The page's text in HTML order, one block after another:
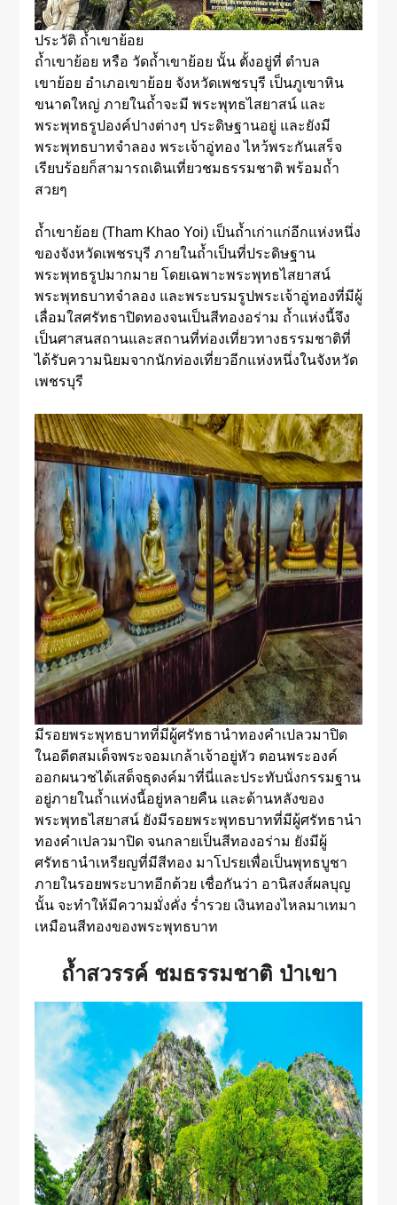
ประวัติ ถ้ำเขาย้อย
ถ้ำเขาย้อย หรือ วัดถ้ำเขาย้อย นั้น ตั้งอยู่ที่ ตำบล
เขาย้อย อำเภอเขาย้อย จังหวัดเพชรบุรี เป็นภูเขาหิน
ขนาดใหญ่ ภายในถ้ำจะมี พระพุทธไสยาสน์ และ
พระพุทธรูปองค์ปางต่างๆ ประดิษฐานอยู่ และยังมี
พระพุทธบาทจำลอง พระเจ้าอู่ทอง ไหว้พระกันเสร็จ
เรียบร้อยก็สามารถเดินเที่ยวชมธรรมชาติ พร้อมถ้ำ
สวยๆ
ถ้ำเขาย้อย (Tham Khao Yoi) เป็นถ้ำเก่าแก่อีกแห่งหนึ่ง
ของจังหวัดเพชรบุรี ภายในถ้ำเป็นที่ประดิษฐาน
พระพุทธรูปมากมาย โดยเฉพาะพระพุทธไสยาสน์
พระพุทธบาทจำลอง และพระบรมรูปพระเจ้าอู่ทองที่มีผู้
เลื่อมใสศรัทธาปิดทองจนเป็นสีทองอร่าม ถ้ำแห่งนี้จึง
เป็นศาสนสถานและสถานที่ท่องเที่ยวทางธรรมชาติที่
ได้รับความนิยมจากนักท่องเที่ยวอีกแห่งหนึ่งในจังหวัด
เพชรบุรี
มีรอยพระพุทธบาทที่มีผู้ศรัทธานำทองคำเปลวมาปิด
ในอดีตสมเด็จพระจอมเกล้าเจ้าอยู่หัว ตอนพระองค์
ออกผนวชได้เสด็จธุดงค์มาที่นี่และประทับนั่งกรรมฐาน
อยู่ภายในถ้ำแห่งนี้อยู่หลายคืน และด้านหลังของ
พระพุทธไสยาสน์ ยังมีรอยพระพุทธบาทที่มีผู้ศรัทธานำ
ทองคำเปลวมาปิด จนกลายเป็นสีทองอร่าม ยังมีผู้
ศรัทธานำเหรียญที่มีสีทอง มาโปรยเพื่อเป็นพุทธบูชา
ภายในรอยพระบาทอีกด้วย เชื่อกันว่า อานิสงส์ผลบุญ
นั้น จะทำให้มีความมั่งคั่ง ร่ำรวย เงินทองไหลมาเทมา
เหมือนสีทองของพระพุทธบาท
ถ้ำสวรรค์ ชมธรรมชาติ ป่าเขา